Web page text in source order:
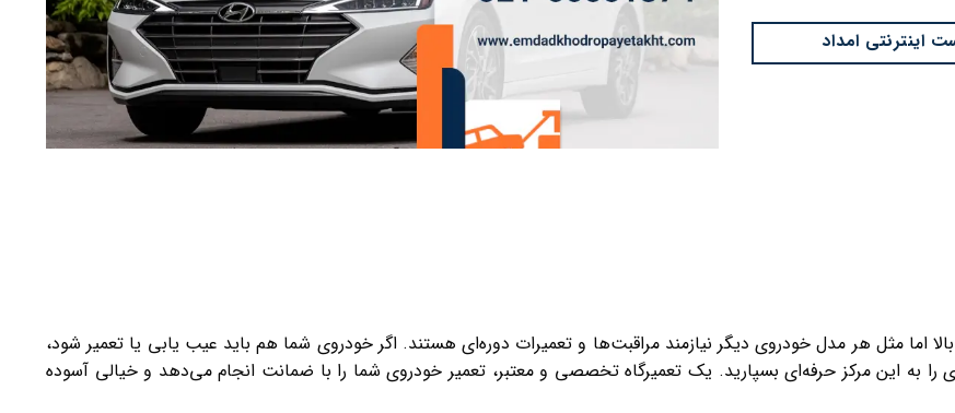
اینترنتی امداد
اما مثل هر مدل خودروی دیگر نیازمند مراقبت‌ها و تعمیرات دوره‌ای هستند. اگر خودروی شما هم باید عیب یابی یا تعمیر شود،
به این مرکز حرفه‌ای بسپارید. یک تعمیرگاه تخصصی و معتبر، تعمیر خودروی شما را با ضمانت انجام می‌دهد و خیالی آسوده